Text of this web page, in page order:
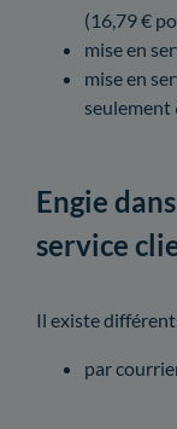
(16,79 €
mise en
mise en
seulement
Engie
service
Il existe
par